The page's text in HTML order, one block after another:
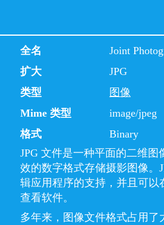
全名
Joint
扩大
JPG
类型
图像
Mime 类型
image/jpeg
格式
Binary
JPG 文件是一种平面的二维
效的数字格式存储摄影图像。
辑应用程序的支持，并且可
查看软件。
多年来，图像文件格式占用了